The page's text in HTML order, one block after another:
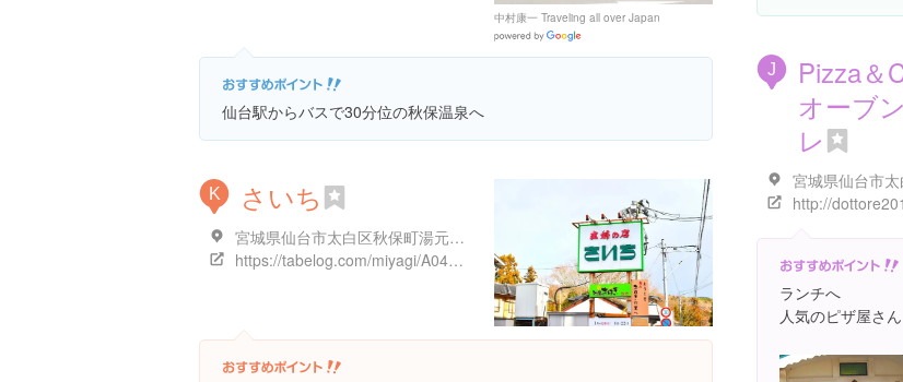
中村康一 Traveling all over Japan
Places
仙台駅からバスで30分位の秋保温泉へ
J
Pizza＆
オーブ
レ
http://
ランチへ
人気のピザ屋さん
K さいち
宮城県仙台市太白区秋保町湯元薬師２３
https://tabelog.com/miyagi/A0401/A040105/4002202/